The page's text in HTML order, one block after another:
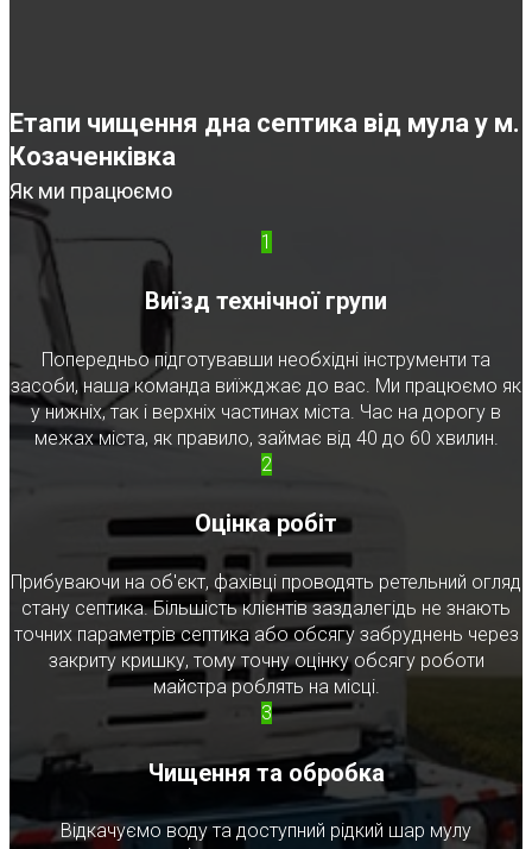
Етапи чищення дна септика від мула у м.
Козаченківка
Як ми працюємо
1
Виїзд технічної групи
Попередньо підготувавши необхідні інструменти та
засоби, наша команда виїжджає до вас. Ми працюємо як
у нижніх, так і верхніх частинах міста. Час на дорогу в
межах міста, як правило, займає від 40 до 60 хвилин.
2
Оцінка робіт
Прибуваючи на об'єкт, фахівці проводять ретельний огляд
стану септика. Більшість клієнтів заздалегідь не знають
точних параметрів септика або обсягу забруднень через
закриту кришку, тому точну оцінку обсягу роботи
майстра роблять на місці.
3
Чищення та обробка
Відкачуємо воду та доступний рідкий шар мулу